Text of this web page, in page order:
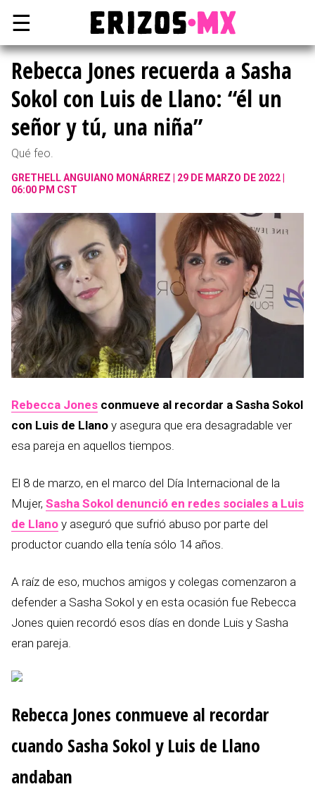
☰
Rebecca Jones recuerda a Sasha
Sokol con Luis de Llano: “él un
señor y tú, una niña”
Qué feo.
GRETHELL ANGUIANO MONÁRREZ
29 DE MARZO DE 2022 |
06:00 PM CST
Rebecca Jones conmueve al recordar a Sasha Sokol
con Luis de Llano y asegura que era desagradable ver
esa pareja en aquellos tiempos.
El 8 de marzo, en el marco del Día Internacional de la
Mujer, Sasha Sokol denunció en redes sociales a Luis
de Llano y aseguró que sufrió abuso por parte del
productor cuando ella tenía sólo 14 años.
A raíz de eso, muchos amigos y colegas comenzaron a
defender a Sasha Sokol y en esta ocasión fue Rebecca
Jones quien recordó esos días en donde Luis y Sasha
eran pareja.
Rebecca Jones conmueve al recordar
cuando Sasha Sokol y Luis de Llano
andaban